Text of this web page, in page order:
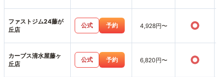
ファストジム24藤が
丘店
公式 予約 4,928円〜 ○
カーブス清水屋藤ヶ
丘店
公式 予約 6,820円〜 ○